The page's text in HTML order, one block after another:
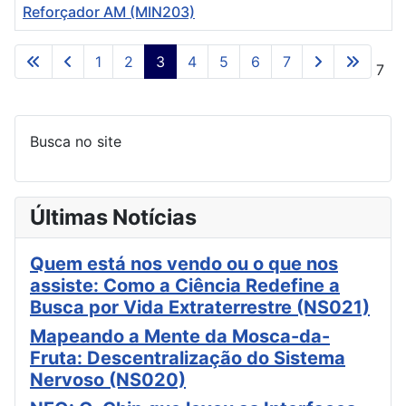
Artigos
Reforçador AM (MIN203)
Página 3 de 7
1 2 3 4 5 6 7
Busca no site
Últimas Notícias
Quem está nos vendo ou o que nos
assiste: Como a Ciência Redefine a
Busca por Vida Extraterrestre (NS021)
Mapeando a Mente da Mosca-da-
Fruta: Descentralização do Sistema
Nervoso (NS020)